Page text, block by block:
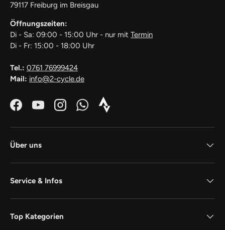
79117 Freiburg im Breisgau
Öffnungszeiten:
Di - Sa: 09:00 - 15:00 Uhr - nur mit Termin
Di - Fr: 15:00 - 18:00 Uhr
Tel.: 0761 76999424
Mail: info@2-cycle.de
FacebookYouTubeInstagramWhatsAppStrava_Icon_Logo_white1
Über uns
Service & Infos
Top Kategorien